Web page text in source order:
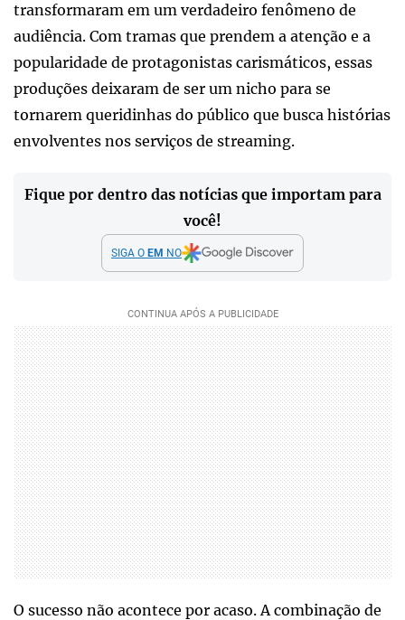
transformaram em um verdadeiro fenômeno de
audiência. Com tramas que prendem a atenção e a
popularidade de protagonistas carismáticos, essas
produções deixaram de ser um nicho para se
tornarem queridinhas do público que busca histórias
envolventes nos serviços de streaming.
Fique por dentro das notícias que importam para
você!
SIGA O EM NO
O sucesso não acontece por acaso. A combinação de